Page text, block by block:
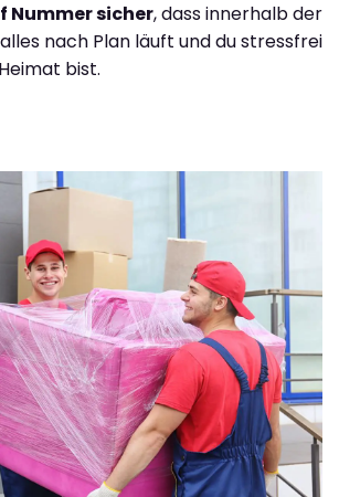
Nummer sicher, dass innerhalb der
nach Plan läuft und du stressfrei
bist.